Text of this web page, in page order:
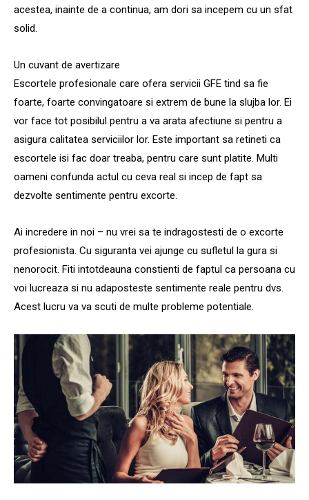
acestea, inainte de a continua, am dori sa incepem cu un sfat
solid.
Un cuvant de avertizare
Escortele profesionale care ofera servicii GFE tind sa fie
foarte, foarte convingatoare si extrem de bune la slujba lor. Ei
vor face tot posibilul pentru a va arata afectiune si pentru a
asigura calitatea serviciilor lor. Este important sa retineti ca
escortele isi fac doar treaba, pentru care sunt platite. Multi
oameni confunda actul cu ceva real si incep de fapt sa
dezvolte sentimente pentru excorte.
Ai incredere in noi – nu vrei sa te indragostesti de o excorte
profesionista. Cu siguranta vei ajunge cu sufletul la gura si
nenorocit. Fiti intotdeauna constienti de faptul ca persoana cu
voi lucreaza si nu adaposteste sentimente reale pentru dvs.
Acest lucru va va scuti de multe probleme potentiale.